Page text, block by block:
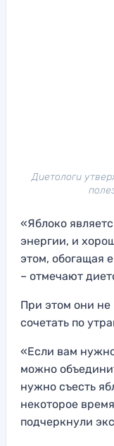
Диетологи
«Яблоко
энергии, и
этом, обогащая
– отмечают
При этом они не
сочетать по
«Если вам
можно
нужно съесть
некоторое
подчеркнули